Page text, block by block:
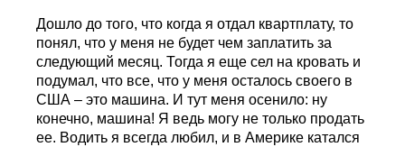
Дошло до того, что когда я отдал квартплату, то
понял, что у меня не будет чем заплатить за
следующий месяц. Тогда я еще сел на кровать и
подумал, что все, что у меня осталось своего в
США – это машина. И тут меня осенило: ну
конечно, машина! Я ведь могу не только продать
ее. Водить я всегда любил, и в Америке катался